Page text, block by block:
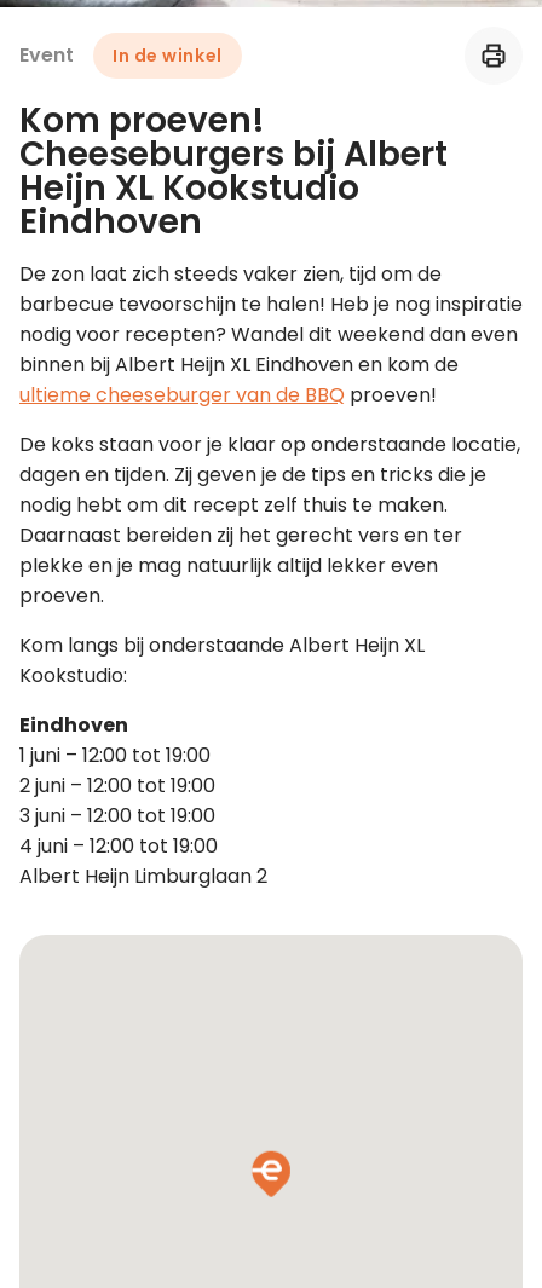
Leer koken als een chef
Event In de winkel
Kom proeven!
Cheeseburgers bij Albert
Heijn XL Kookstudio
Eindhoven
De zon laat zich steeds vaker zien, tijd om de
barbecue tevoorschijn te halen! Heb je nog inspiratie
nodig voor recepten? Wandel dit weekend dan even
binnen bij Albert Heijn XL Eindhoven en kom de
ultieme cheeseburger van de BBQ proeven!
De koks staan voor je klaar op onderstaande locatie,
dagen en tijden. Zij geven je de tips en tricks die je
nodig hebt om dit recept zelf thuis te maken.
Daarnaast bereiden zij het gerecht vers en ter
plekke en je mag natuurlijk altijd lekker even
proeven.
Kom langs bij onderstaande Albert Heijn XL
Kookstudio:
Eindhoven
1 juni – 12:00 tot 19:00
2 juni – 12:00 tot 19:00
3 juni – 12:00 tot 19:00
4 juni – 12:00 tot 19:00
Albert Heijn Limburglaan 2